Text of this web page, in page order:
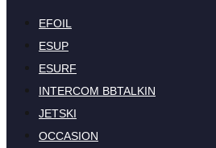
EFOIL
ESUP
ESURF
INTERCOM BBTALKIN
JETSKI
OCCASION